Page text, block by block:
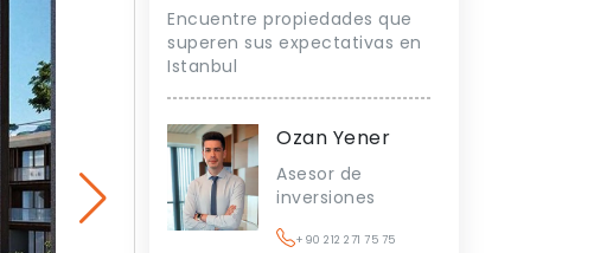
Encuentre propiedades que
superen sus expectativas en
Istanbul
Ozan Yener
Asesor de
inversiones
+90 212 271 75 75